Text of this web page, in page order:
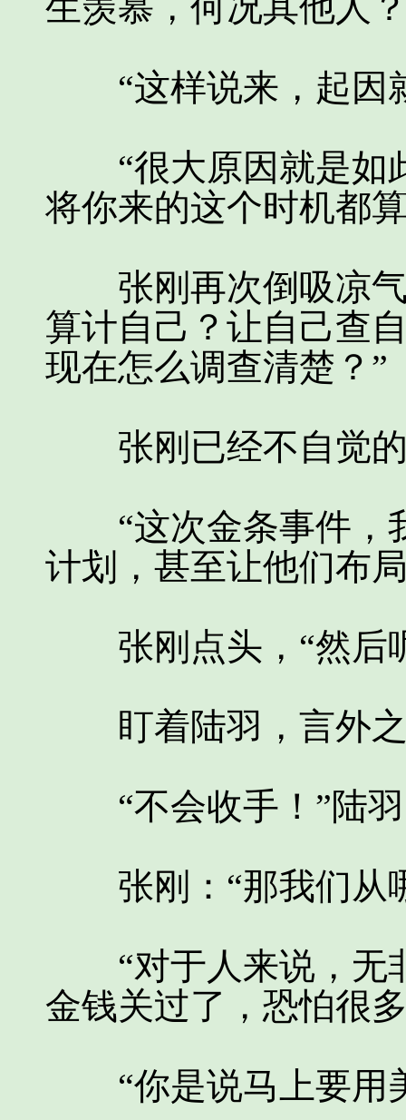
“这样说来，起因
“很大原因就是如
将你来的这个时机都
张刚再次倒吸凉气
算计自己？让自己查
现在怎么调查清楚？”
张刚已经不自觉的
“这次金条事件，
计划，甚至让他们布
张刚点头，“然后
盯着陆羽，言外之
“不会收手！”陆羽
张刚：“那我们从
“对于人来说，无
金钱关过了，恐怕很
“你是说马上要用